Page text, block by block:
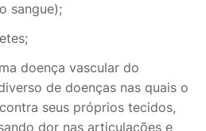
sangue);
doença vascular do
de doenças nas quais o
seus próprios tecidos,
dor nas articulações e